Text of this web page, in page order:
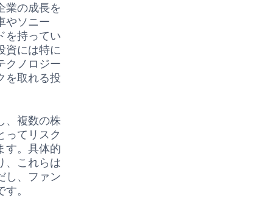
業の成長を
やソニー
を持ってい
資には特に
クノロジー
を取れる投
、複数の株
ってリスク
す。具体的
、これらは
し、ファン
。